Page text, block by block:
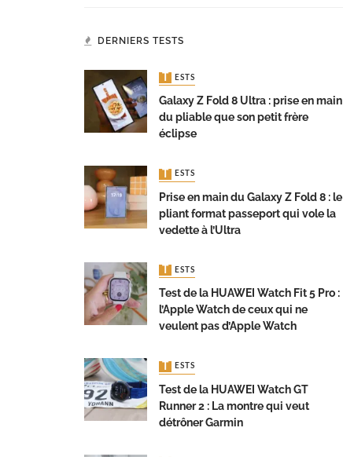
DERNIERS TESTS
TESTS
Galaxy Z Fold 8 Ultra : prise en main
du pliable que son petit frère
éclipse
TESTS
Prise en main du Galaxy Z Fold 8 : le
pliant format passeport qui vole la
vedette à l’Ultra
TESTS
Test de la HUAWEI Watch Fit 5 Pro :
l’Apple Watch de ceux qui ne
veulent pas d’Apple Watch
TESTS
Test de la HUAWEI Watch GT
Runner 2 : La montre qui veut
détrôner Garmin